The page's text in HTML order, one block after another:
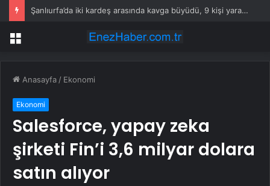
Şanlıurfa’da iki kardeş arasında kavga büyüdü, 9 kişi yaralandı
Menü
Anasayfa / Ekonomi
Ekonomi
Salesforce, yapay zeka
şirketi Fin’i 3,6 milyar dolara
satın alıyor